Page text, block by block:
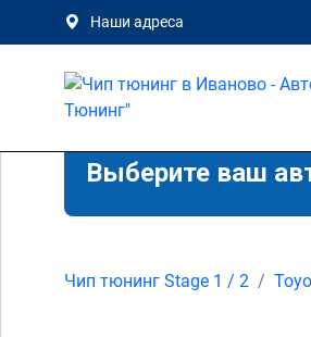
Наши адреса
Выберите ваш
Чип тюнинг Stage 1 / 2